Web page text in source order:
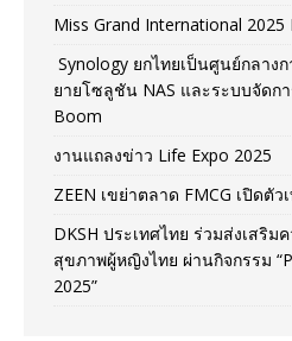
Miss Grand International 2025
Synology ยกไทยเป็นศูนย์กลาง
ยายโซลูชัน NAS และระบบจัดก
Boom
งานแถลงข่าว Life Expo 2025
ZEEN เขย่าตลาด FMCG เปิดตั
DKSH ประเทศไทย ร่วมส่งเสริม
สุขภาพผู้หญิงไทย ผ่านกิจกรรม
2025”